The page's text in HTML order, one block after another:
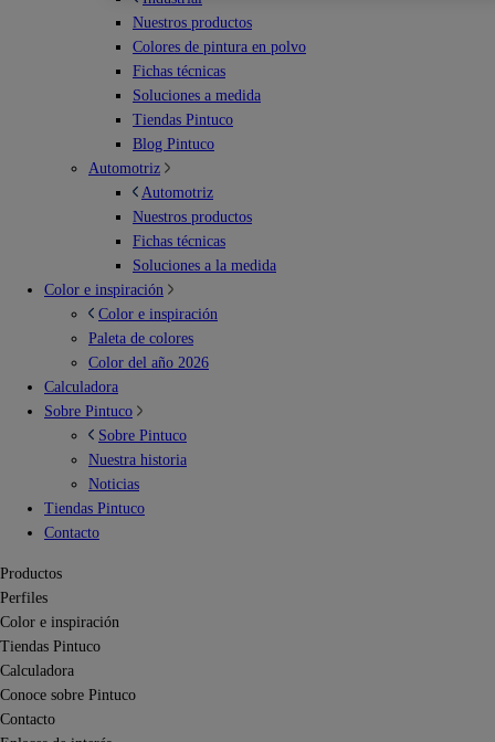
Nuestros productos
Colores de pintura en polvo
Fichas técnicas
Soluciones a medida
Tiendas Pintuco
Blog Pintuco
Automotriz
Automotriz
Nuestros productos
Fichas técnicas
Soluciones a la medida
Color e inspiración
Color e inspiración
Paleta de colores
Color del año 2026
Calculadora
Sobre Pintuco
Sobre Pintuco
Nuestra historia
Noticias
Tiendas Pintuco
Contacto
Productos
Perfiles
Color e inspiración
Tiendas Pintuco
Calculadora
Conoce sobre Pintuco
Contacto